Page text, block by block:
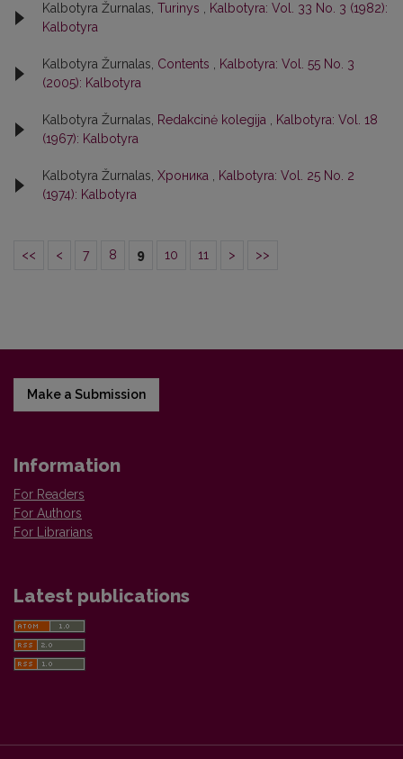
Kalbotyra Žurnalas, Turinys
Kalbotyra: Vol. 33 No. 3 (1982):
Kalbotyra
Kalbotyra Žurnalas, Contents
Kalbotyra: Vol. 55 No. 3
(2005): Kalbotyra
Kalbotyra Žurnalas, Redakcinė kolegija
Kalbotyra: Vol. 18
(1967): Kalbotyra
Kalbotyra Žurnalas, Хроника
Kalbotyra: Vol. 25 No. 2
(1974): Kalbotyra
<< < 7 8 9 10 11 > >>
Make a Submission
Information
For Readers
For Authors
For Librarians
Latest publications